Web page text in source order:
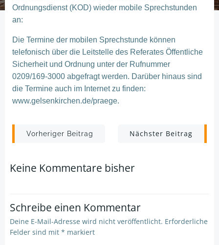
Ordnungsdienst (KOD) wieder mobile Sprechstunden
an:
Die Termine der mobilen Sprechstunde können
telefonisch über die Leitstelle des Referates Öffentliche
Sicherheit und Ordnung unter der Rufnummer
0209/169-3000 abgefragt werden. Darüber hinaus sind
die Termine auch im Internet zu finden:
www.gelsenkirchen.de/praege.
Post
navigation
Vorheriger Beitrag
Post
navigation
Nächster Beitrag
Keine Kommentare bisher
Schreibe einen Kommentar
Deine E-Mail-Adresse wird nicht veröffentlicht. Erforderliche
Felder sind mit * markiert